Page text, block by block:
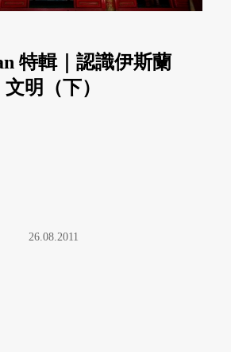
特輯｜認識伊斯蘭
文明（下）
26.08.2011